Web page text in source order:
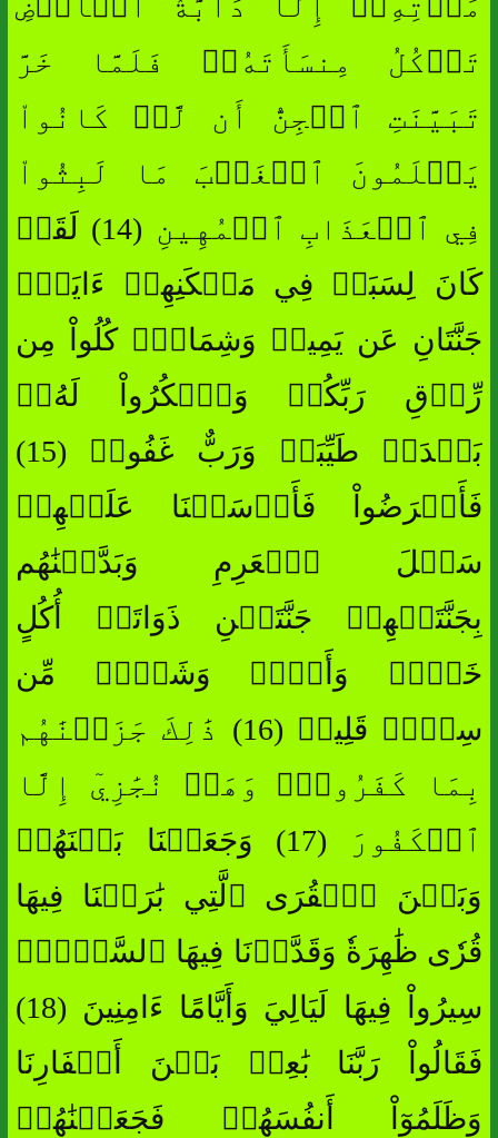
تَأۡكُلُ مِنسَأَتَهُۥۖ فَلَمَّا خَرَّ
تَبَيَّنَتِ ٱلۡجِنُّ أَن لَّوۡ كَانُواْ
يَعۡلَمُونَ ٱلۡغَيۡبَ مَا لَبِثُواْ
فِي ٱلۡعَذَابِ ٱلۡمُهِينِ (14) لَقَدۡ
كَانَ لِسَبَإٖ فِي مَسۡكَنِهِمۡ ءَايَةٞۖ
جَنَّتَانِ عَن يَمِينٖ وَشِمَالٖۖ كُلُواْ مِن
رِّزۡقِ رَبِّكُمۡ وَٱشۡكُرُواْ لَهُۥۚ
بَلۡدَةٞ طَيِّبَةٞ وَرَبٌّ غَفُورٞ (15)
فَأَعۡرَضُواْ فَأَرۡسَلۡنَا عَلَيۡهِمۡ
سَيۡلَ ٱلۡعَرِمِ وَبَدَّلۡنَٰهُم
بِجَنَّتَيۡهِمۡ جَنَّتَيۡنِ ذَوَاتَيۡ أُكُلٍ
خَمۡطٖ وَأَثۡلٖ وَشَيۡءٖ مِّن
سِدۡرٖ قَلِيلٖ (16) ذَٰلِكَ جَزَيۡنَٰهُم
بِمَا كَفَرُواْۖ وَهَلۡ نُجَٰزِيٓ إِلَّا
ٱلۡكَفُورَ (17) وَجَعَلۡنَا بَيۡنَهُمۡ
وَبَيۡنَ ٱلۡقُرَى ٱلَّتِي بَٰرَكۡنَا فِيهَا
قُرٗى ظَٰهِرَةٗ وَقَدَّرۡنَا فِيهَا ٱلسَّيۡرَۖ
سِيرُواْ فِيهَا لَيَالِيَ وَأَيَّامًا ءَامِنِينَ (18)
فَقَالُواْ رَبَّنَا بَٰعِدۡ بَيۡنَ أَسۡفَارِنَا
وَظَلَمُوٓاْ أَنفُسَهُمۡ فَجَعَلۡنَٰهُمۡ